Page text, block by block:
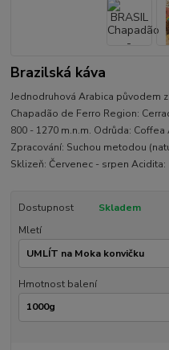
Brazilská káva
Jednodruhová Arabica původem
Chapadão de Ferro Region:
800 - 1270 m.n.m. Odrůda:
Zpracování: Suchou metodou
Sklizeň: Červenec - srpen
Dostupnost
Skladem
Mletí
Hmotnost balení